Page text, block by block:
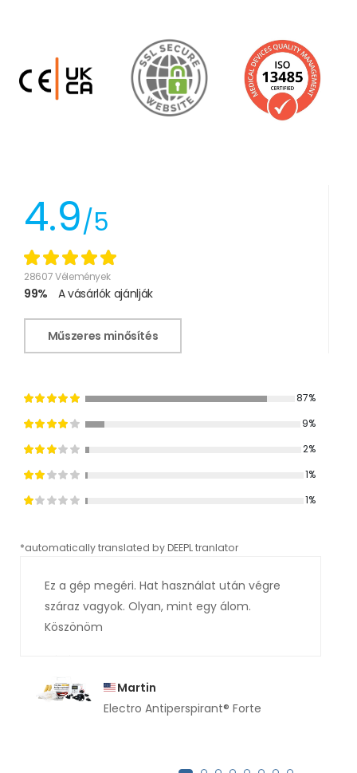
4.9/5
28607 Vélemények
99% A vásárlók ajánlják
Műszeres minősítés
87%
9%
2%
1%
1%
*automatically translated by DEEPL tranlator
Ez a gép megéri. Hat használat után végre
száraz vagyok. Olyan, mint egy álom.
Köszönöm
Martin
Electro Antiperspirant® Forte